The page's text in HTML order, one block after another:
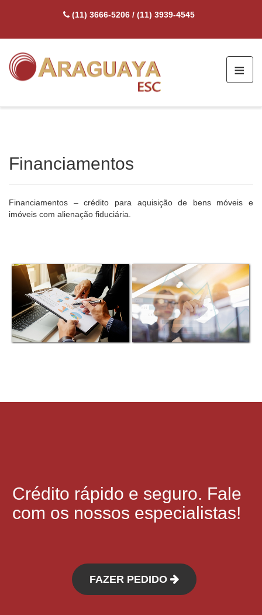
(11) 3666-5206 / (11) 3939-4545
≡
Financiamentos
Financiamentos – crédito para aquisição de bens móveis e
imóveis com alienação fiduciária.
Crédito rápido e seguro. Fale
com os nossos especialistas!
FAZER PEDIDO